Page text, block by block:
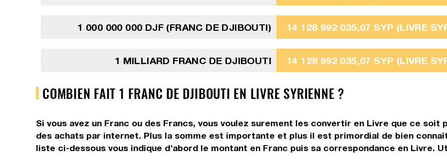
1 000 000 000 DJF (FRANC DE DJIBOUTI) 14 128 992 035,07 SYP (LIVRE
1 MILLIARD FRANC DE DJIBOUTI 14 128 992 035,07 SYP (LIVRE
COMBIEN FAIT 1 FRANC DE DJIBOUTI EN LIVRE SYRIENNE ?
Si vous avez un Franc ou des Francs, vous voulez surement les convertir en Livre que ce soit
des achats par internet. Plus la somme est importante et plus il est primordial de bien
liste ci-dessous vous indique d'abord le montant en Franc puis sa correspondance en Livre.